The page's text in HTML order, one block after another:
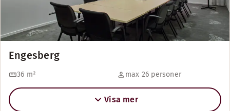
Engesberg
36 m² max 26 personer
Visa mer